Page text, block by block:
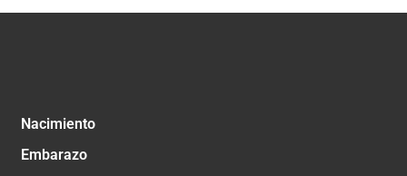
Nacimiento
Embarazo